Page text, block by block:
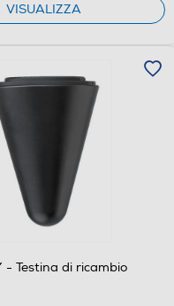
VISUALIZZA
- Testina di ricambio